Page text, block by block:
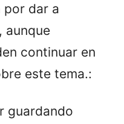
por dar a
aunque
continuar en
este tema.:
guardando